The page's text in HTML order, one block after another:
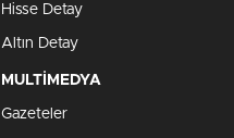
Hisse Detay
Altın Detay
MULTİMEDYA
Gazeteler